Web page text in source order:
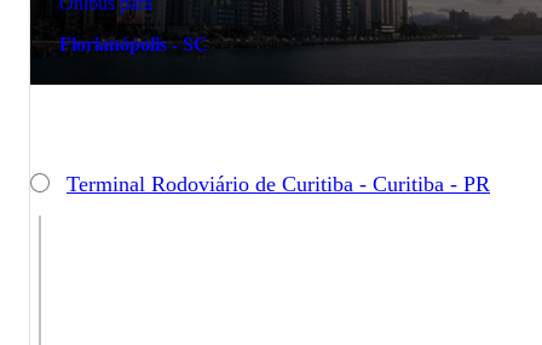
Florianópolis - SC
Terminal Rodoviário de Curitiba - Curitiba - PR